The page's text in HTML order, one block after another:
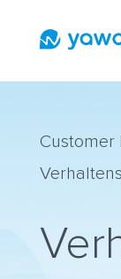
Customer